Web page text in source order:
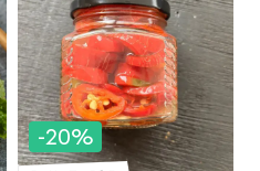
-20%